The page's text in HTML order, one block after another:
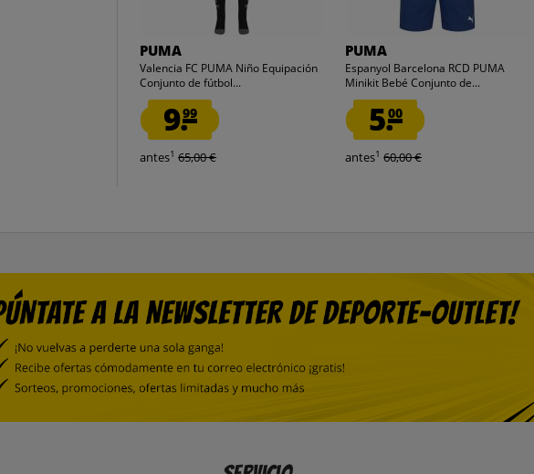
PUMA
Valencia FC PUMA Niño Equipación
Conjunto de fútbol...
9.99
antes1 65,00 €
PUMA
Espanyol Barcelona RCD PUMA
Minikit Bebé Conjunto de...
5.00
antes1 60,00 €